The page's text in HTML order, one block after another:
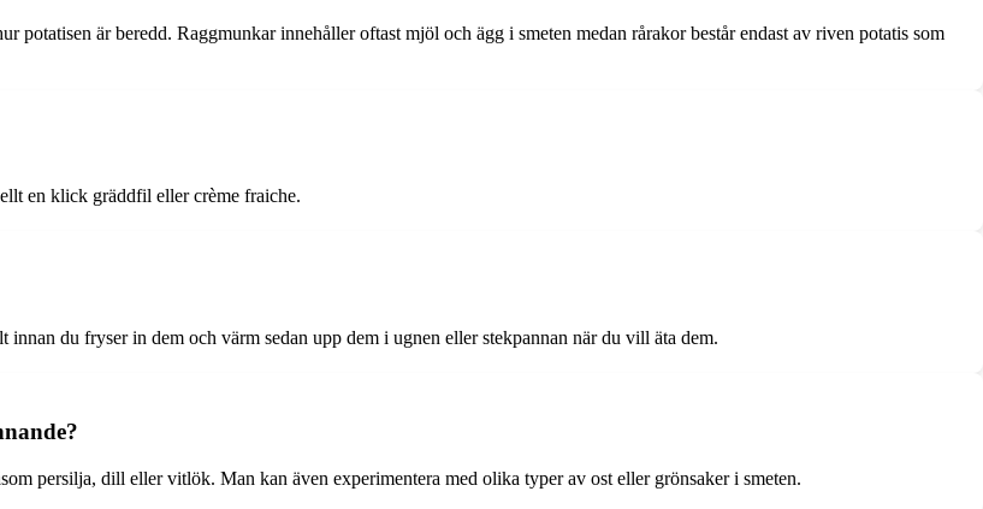
potatisen är beredd. Raggmunkar innehåller oftast mjöl och ägg i smeten medan rårakor består endast av riven potatis som
en klick gräddfil eller crème fraiche.
du fryser in dem och värm sedan upp dem i ugnen eller stekpannan när du vill äta dem.
persilja, dill eller vitlök. Man kan även experimentera med olika typer av ost eller grönsaker i smeten.